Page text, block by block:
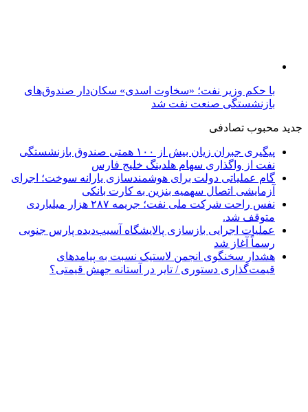
با حکم وزیر نفت؛ «سخاوت اسدی» سکان‌دار صندوق‌های
بازنشستگی صنعت نفت شد
جدید محبوب تصادفی
پیگیری جبران زیان بیش از ۱۰۰ همتی صندوق بازنشستگی
نفت از واگذاری سهام هلدینگ خلیج فارس
گام عملیاتی دولت برای هوشمندسازی یارانه سوخت؛ اجرای
آزمایشی اتصال سهمیه بنزین به کارت بانکی
نفس راحت شرکت ملی نفت؛ جریمه ۲۸۷ هزار میلیاردی
متوقف شد.
عملیات اجرایی بازسازی پالایشگاه آسیب‌دیده پارس جنوبی
رسماً آغاز شد
هشدار سخنگوی انجمن لاستیک نسبت به پیامدهای
قیمت‌گذاری دستوری / تایر در آستانه جهش قیمتی؟